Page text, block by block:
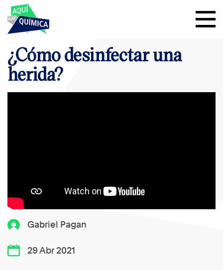
Gabriel Pagan
29 Abr 2021
¿Cómo desinfectar una
herida?